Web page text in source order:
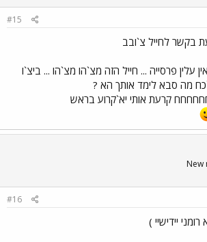
#15
בקשר לחייל צ`ובב
עלין פרסייה ... חייל הזה מצ`הו מצ`הו ... ביצ`ו
מה סבא לימד אותך הא ?
קרעת אותי יא`קרוע בראש
New
#16
יידישיי )